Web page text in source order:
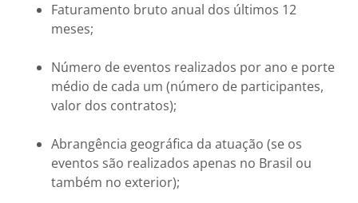
Faturamento bruto anual dos últimos 12
meses;
Número de eventos realizados por ano e porte
médio de cada um (número de participantes,
valor dos contratos);
Abrangência geográfica da atuação (se os
eventos são realizados apenas no Brasil ou
também no exterior);